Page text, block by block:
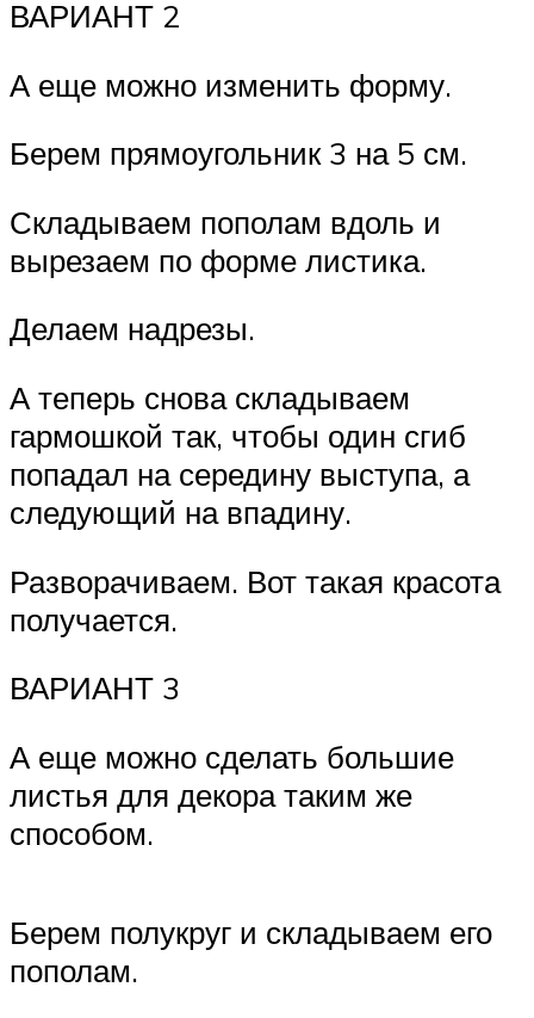
ВАРИАНТ 2
А еще можно изменить форму.
Берем прямоугольник 3 на 5 см.
Складываем пополам вдоль и
вырезаем по форме листика.
Делаем надрезы.
А теперь снова складываем
гармошкой так, чтобы один сгиб
попадал на середину выступа, а
следующий на впадину.
Разворачиваем. Вот такая красота
получается.
ВАРИАНТ 3
А еще можно сделать большие
листья для декора таким же
способом.
Берем полукруг и складываем его
пополам.